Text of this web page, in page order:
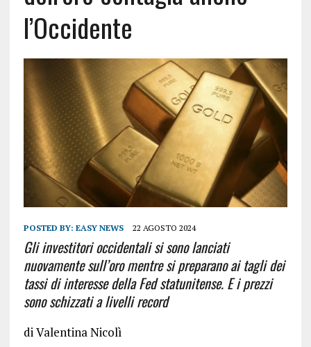
l’Occidente
POSTED BY: EASY NEWS 22 AGOSTO 2024
Gli investitori occidentali si sono lanciati
nuovamente sull’oro mentre si preparano ai tagli dei
tassi di interesse della Fed statunitense. E i prezzi
sono schizzati a livelli record
di Valentina Nicolì